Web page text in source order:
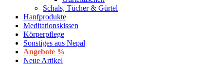
Schals, Tücher & Gürtel
Hanfprodukte
Meditationskissen
Körperpflege
Sonstiges aus Nepal
Angebote %
Neue Artikel